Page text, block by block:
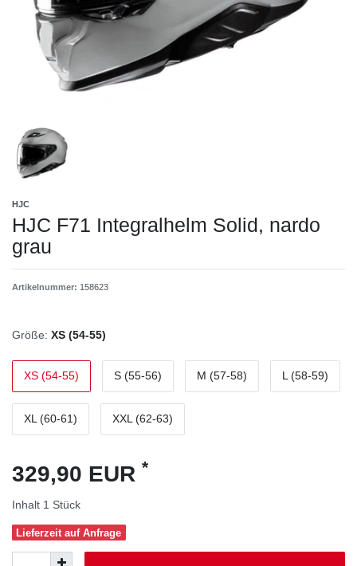
HJC
HJC F71 Integralhelm Solid, nardo
grau
Artikelnummer: 158623
Größe: XS (54-55)
XS (54-55) S (55-56) M (57-58) L (58-59)
XL (60-61) XXL (62-63)
329,90 EUR *
Inhalt 1 Stück
Lieferzeit auf Anfrage